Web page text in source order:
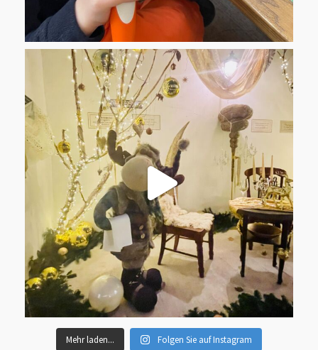
Mehr laden... Folgen Sie auf Instagram